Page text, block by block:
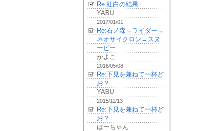
Re:紅白の結果
YABU
2017/01/01
Re:石ノ森→ライダー→
ネオサイクロン→スヌ
ーピー
かよこ
2016/05/08
Re:下見を兼ねて一杯ど
お？
YABU
2015/11/13
Re:下見を兼ねて一杯ど
お？
はーちゃん